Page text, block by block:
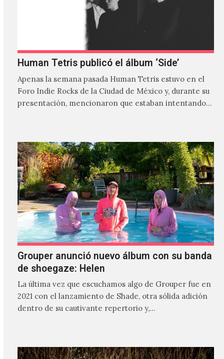
Human Tetris publicó el álbum ‘Side’
Apenas la semana pasada Human Tetris estuvo en el
Foro Indie Rocks de la Ciudad de México y, durante su
presentación, mencionaron que estaban intentando…
Grouper anunció nuevo álbum con su banda
de shoegaze: Helen
La última vez que escuchamos algo de Grouper fue en
2021 con el lanzamiento de Shade, otra sólida adición
dentro de su cautivante repertorio y,…